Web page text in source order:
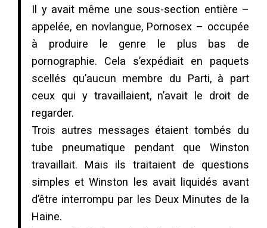
Il y avait même une sous-section entière –
appelée, en novlangue, Pornosex – occupée
à produire le genre le plus bas de
pornographie. Cela s’expédiait en paquets
scellés qu’aucun membre du Parti, à part
ceux qui y travaillaient, n’avait le droit de
regarder.
Trois autres messages étaient tombés du
tube pneumatique pendant que Winston
travaillait. Mais ils traitaient de questions
simples et Winston les avait liquidés avant
d’être interrompu par les Deux Minutes de la
Haine.